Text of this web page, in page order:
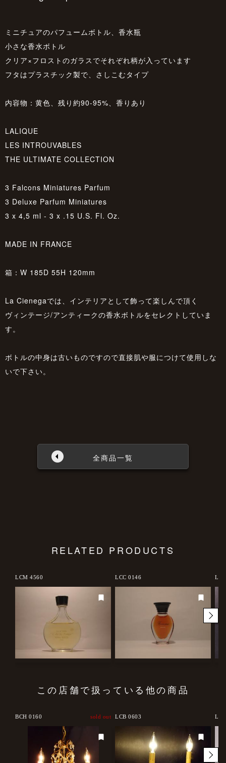
ミニチュアのパフュームボトル、香水瓶
小さな香水ボトル
クリア×フロストのガラスでそれぞれ柄が入っています
フタはプラスチック製で、さしこむタイプ
内容物：黄色、残り約90-95%、香りあり
LALIQUE
LES INTROUVABLES
THE ULTIMATE COLLECTION
3 Falcons Miniatures Parfum
3 Deluxe Parfum Miniatures
3 x 4,5 ml - 3 x .15 U.S. Fl. Oz.
MADE IN FRANCE
箱：W 185D 55H 120mm
La Cienegaでは、インテリアとして飾って楽しんで頂く
ヴィンテージ/アンティークの香水ボトルをセレクトしていま
す。
ボトルの中身は古いものですので直接肌や服につけて使用しな
いで下さい。
全商品一覧
RELATED PRODUCTS
LCM 4560 LCC 0146
この店舗で扱っている他の商品
BCH 0160 sold out LCB 0603